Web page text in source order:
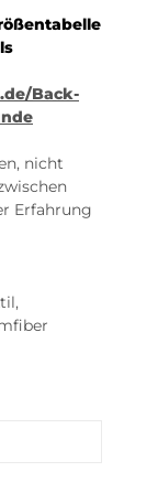
Back-
nicht
Erfahrung